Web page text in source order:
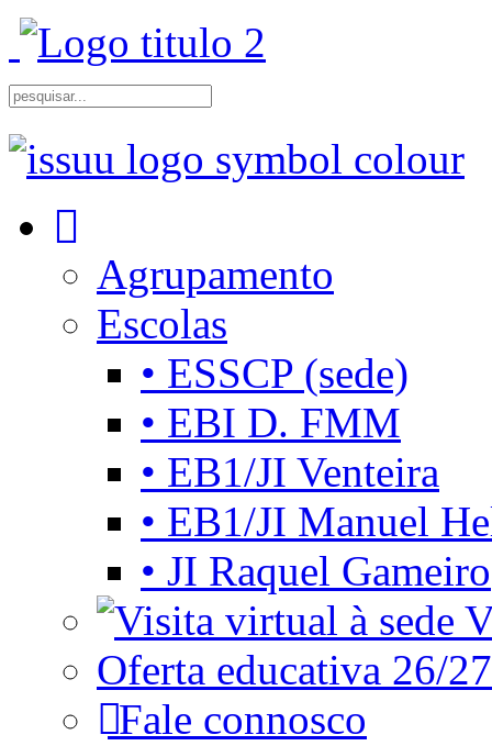
Agrupamento
Escolas
• ESSCP (sede)
• EBI D. FMM
• EB1/JI Venteira
• EB1/JI Manuel
• JI Raquel Gameiro
Oferta educativa 26/27
Fale connosco